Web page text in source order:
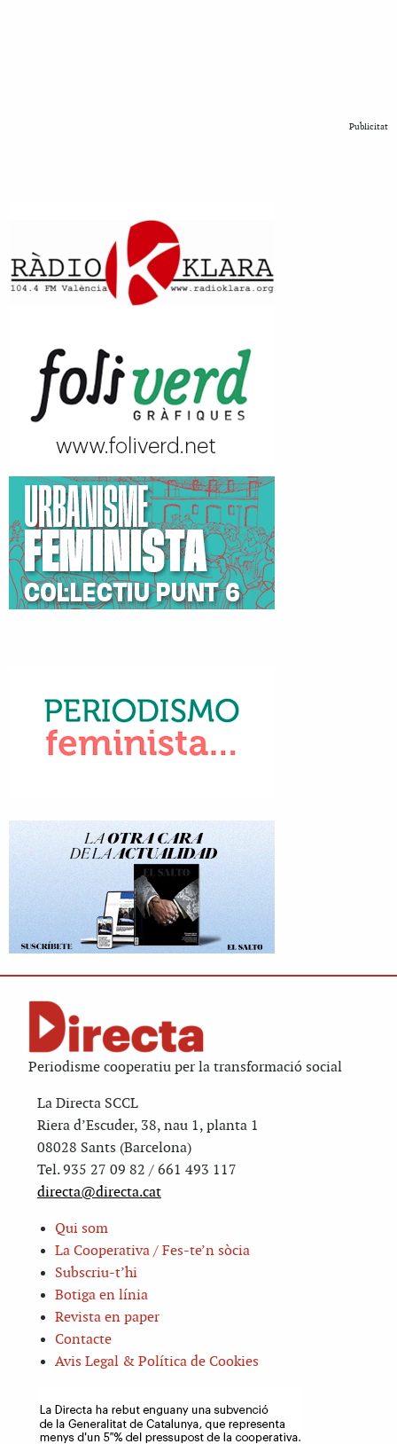
Publicitat
Periodisme cooperatiu per la transformació social
La Directa SCCL
Riera d’Escuder, 38, nau 1, planta 1
08028 Sants (Barcelona)
Tel. 935 27 09 82 / 661 493 117
directa@directa.cat
Qui som
La Cooperativa / Fes-te’n sòcia
Subscriu-t’hi
Botiga en línia
Revista en paper
Contacte
Avis Legal & Política de Cookies